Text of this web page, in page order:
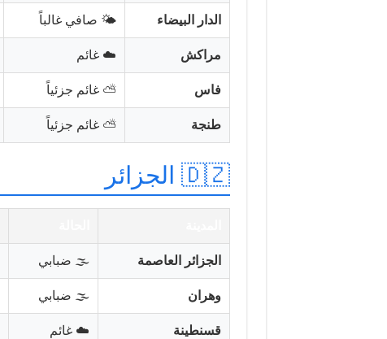
الدار البيضاء 🌤️ صافي غالباً
مراكش ☁️ غائم
فاس ⛅ غائم جزئياً
طنجة ⛅ غائم جزئياً
🇩🇿 الجزائر
الجزائر العاصمة 🌫️ ضبابي
وهران 🌫️ ضبابي
قسنطينة ☁️ غائم